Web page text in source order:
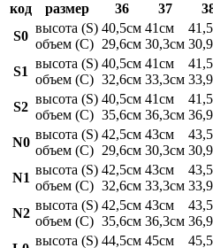
код размер 36 37
S0
высота (S)
объем (C)
40,5см
29,6см
41см
30,3см
S1
высота (S)
объем (C)
40,5см
32,6см
41см
33,3см
S2
высота (S)
объем (C)
40,5см
35,6см
41см
36,3см
N0
высота (S)
объем (C)
42,5см
29,6см
43см
30,3см
N1
высота (S)
объем (C)
42,5см
32,6см
43см
33,3см
N2
высота (S)
объем (C)
42,5см
35,6см
43см
36,3см
высота (S) 44,5см 45см